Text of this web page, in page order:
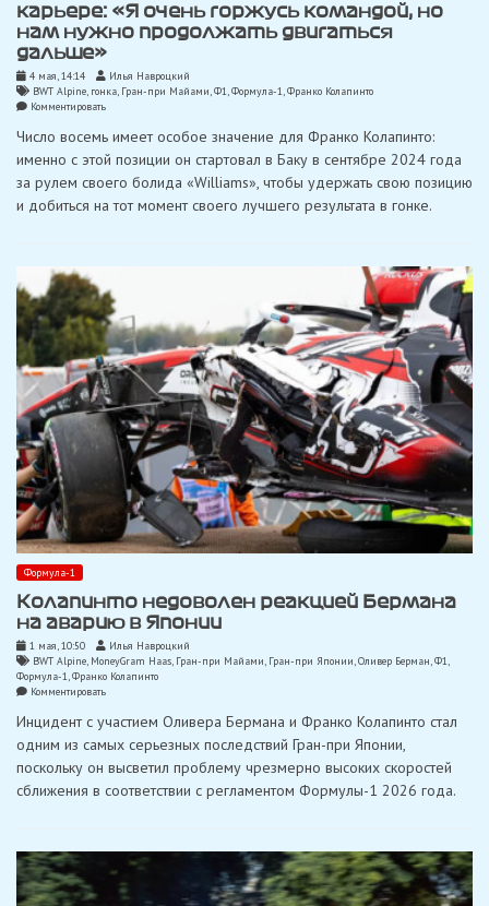
карьере: «Я очень горжусь командой, но
нам нужно продолжать двигаться
дальше»
4 мая, 14:14
Илья Навроцкий
BWT Alpine, гонка, Гран-при Майами,Ф1,Формула-1,Франко Колапинто
Комментироватьon
после
лучшего
результата
в
«Я
нам
нужно
продолжать
двигаться
дальше»
Число восемь имеет особое значение для Франко Колапинто:
именно с этой позиции он стартовал в Баку в сентябре 2024 года
за рулем своего болида «Williams», чтобы удержать свою позицию
и добиться на тот момент своего лучшего результата в гонке.
Формула-1
Колапинто недоволен реакцией Бермана
на аварию в Японии
1 мая, 10:50
Илья Навроцкий
BWT Alpine, MoneyGram Haas, Гран-при Майами, Гран-при Японии,Оливер Берман,Ф1
Формула-1,Франко Колапинто
Комментироватьon
недоволен
Бермана
на
в
Инцидент с участием Оливера Бермана и Франко Колапинто стал
одним из самых серьезных последствий Гран-при Японии,
поскольку он высветил проблему чрезмерно высоких скоростей
сближения в соответствии с регламентом Формулы-1 2026 года.